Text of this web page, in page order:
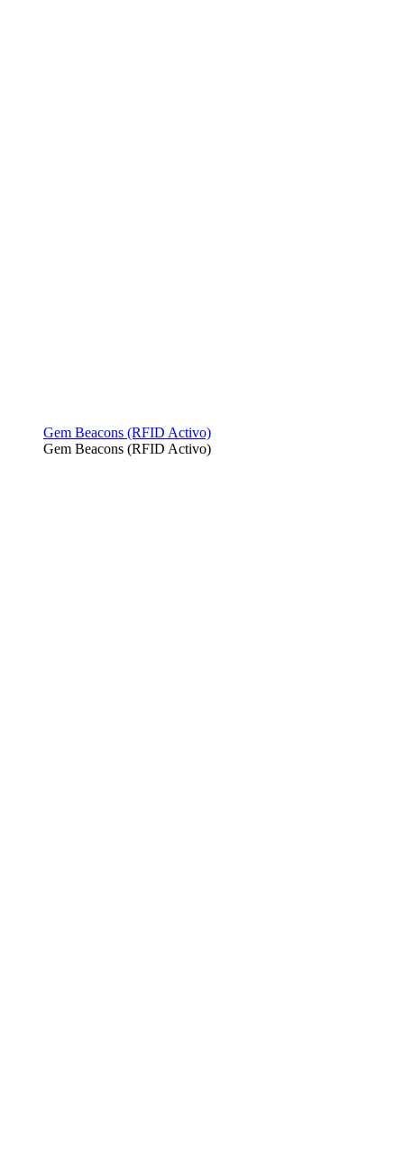
Gem Beacons (RFID Activo)
Gem Beacons (RFID Activo)